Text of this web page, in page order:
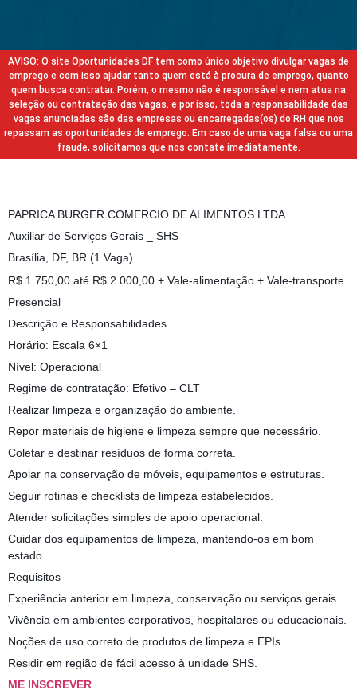
AVISO: O site Oportunidades DF tem como único objetivo divulgar vagas de
emprego e com isso ajudar tanto quem está à procura de emprego, quanto
quem busca contratar. Porém, o mesmo não é responsável e nem atua na
seleção ou contratação das vagas. e por isso, toda a responsabilidade das
vagas anunciadas são das empresas ou encarregadas(os) do RH que nos
repassam as oportunidades de emprego. Em caso de uma vaga falsa ou uma
fraude, solicitamos que nos contate imediatamente.
PAPRICA BURGER COMERCIO DE ALIMENTOS LTDA
Auxiliar de Serviços Gerais _ SHS
Brasília, DF, BR (1 Vaga)
R$ 1.750,00 até R$ 2.000,00 + Vale-alimentação + Vale-transporte
Presencial
Descrição e Responsabilidades
Horário: Escala 6×1
Nível: Operacional
Regime de contratação: Efetivo – CLT
Realizar limpeza e organização do ambiente.
Repor materiais de higiene e limpeza sempre que necessário.
Coletar e destinar resíduos de forma correta.
Apoiar na conservação de móveis, equipamentos e estruturas.
Seguir rotinas e checklists de limpeza estabelecidos.
Atender solicitações simples de apoio operacional.
Cuidar dos equipamentos de limpeza, mantendo-os em bom
estado.
Requisitos
Experiência anterior em limpeza, conservação ou serviços gerais.
Vivência em ambientes corporativos, hospitalares ou educacionais.
Noções de uso correto de produtos de limpeza e EPIs.
Residir em região de fácil acesso à unidade SHS.
ME INSCREVER